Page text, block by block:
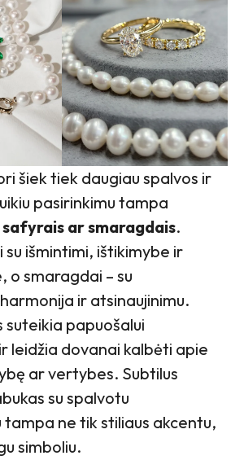
šiek tiek daugiau spalvos ir
pasirinkimu tampa
ar smaragdais.
išmintimi, ištikimybe ir
o smaragdai – su
ir atsinaujinimu.
suteikia papuošalui
leidžia dovanai kalbėti apie
ar vertybes. Subtilus
su spalvotu
ne tik stiliaus akcentu,
simboliu.